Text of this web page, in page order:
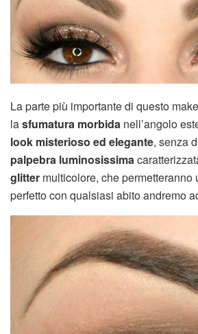
La parte più importante di questo
lasfumatura morbida nell’angolo
look misterioso ed elegante, senza
palpebra luminosissima
glitter multicolore, che permetteranno
perfetto con qualsiasi abito andremo